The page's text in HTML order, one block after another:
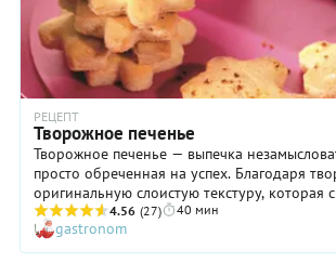
РЕЦЕПТ
Творожное печенье
Творожное печенье — выпечка
просто обреченная на успех. Благодаря
оригинальную слоистую текстуру, которая
добавляет блюду интриги. Прибавьте к
аромат лимона и получите печенье,
повседневном, так и праздничном столе.
4.56 (27) 40 мин
gastronom